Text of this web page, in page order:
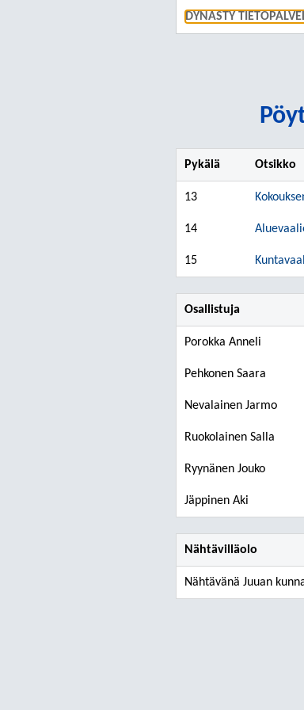
DYNASTY
Pykälä Otsikko
13
14
15
Osallistuja
Porokka Anneli
Pehkonen Saara
Nevalainen Jarmo
Ruokolainen Salla
Ryynänen Jouko
Jäppinen Aki
Nähtävilläolo
Nähtävänä Juuan